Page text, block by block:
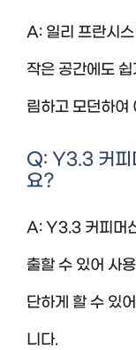
A: 일리 프란시
작은 공간에도
림하고 모던하여
Q: Y3.3 커피
요?
A: Y3.3 커피머
출할 수 있어 사
단하게 할 수 있
니다.